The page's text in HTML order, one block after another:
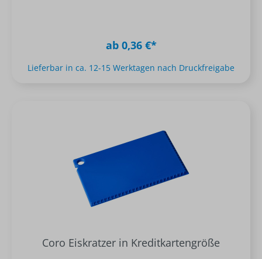
ab 0,36 €*
Lieferbar in ca. 12-15 Werktagen nach Druckfreigabe
Coro Eiskratzer in Kreditkartengröße